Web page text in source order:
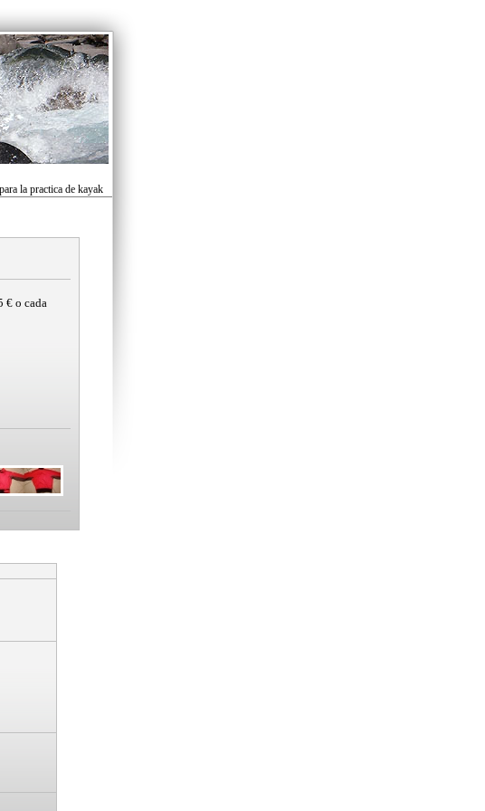
la practica de kayak
€ o cada